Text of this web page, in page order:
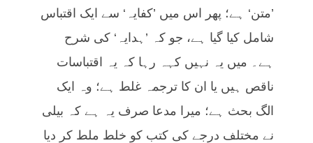
’متن‘ ہے؛ پھر اس میں ’کفایہ‘ سے ایک اقتباس
شامل کیا گیا ہے، جو کہ ’ہدایہ‘ کی شرح
ہے۔ میں یہ نہیں کہہ رہا کہ یہ اقتباسات
ناقص ہیں یا ان کا ترجمہ غلط ہے؛ وہ ایک
الگ بحث ہے؛ میرا مدعا صرف یہ ہے کہ بیلی
نے مختلف درجے کی کتب کو خلط ملط کر دیا